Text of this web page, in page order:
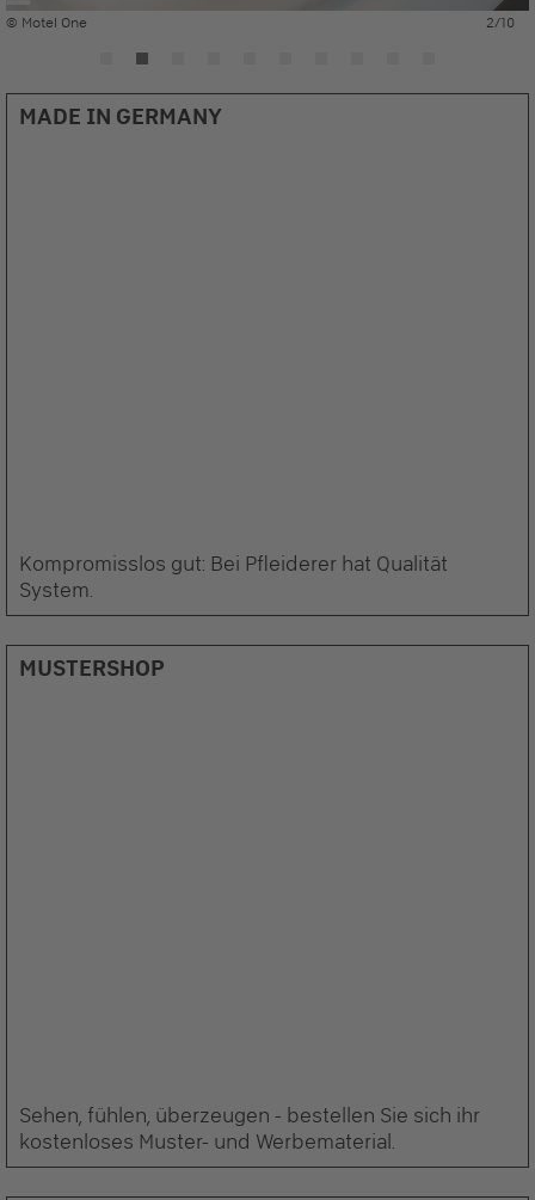
© Motel One 2/10
MADE IN GERMANY
Kompromisslos gut: Bei Pfleiderer hat Qualität
System.
MUSTERSHOP
Sehen, fühlen, überzeugen - bestellen Sie sich ihr
kostenloses Muster- und Werbematerial.